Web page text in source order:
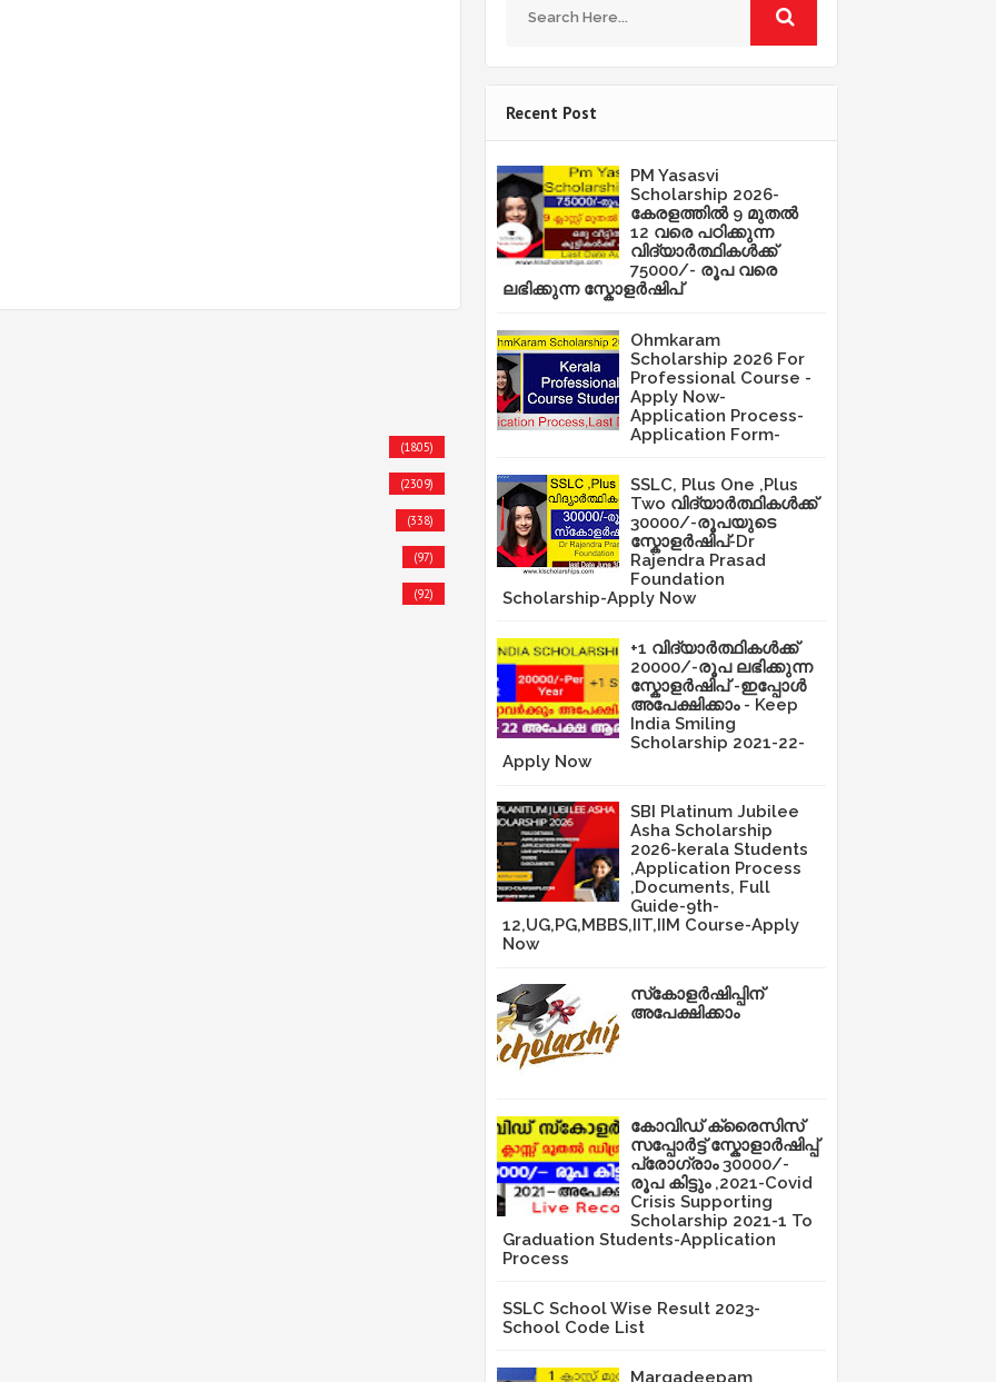
(1805)
(2309)
(338)
(97)
(92)
Recent Post
PM Yasasvi
Scholarship 2026-
കേരളത്തിൽ 9 മുതൽ
12 വരെ പഠിക്കുന്ന
വിദ്യാർത്ഥികൾക്ക്
75000/- രൂപ വരെ
ലഭിക്കുന്ന സ്കോളർഷിപ്
Ohmkaram
Scholarship 2026 For
Professional Course -
Apply Now-
Application Process-
Application Form-
SSLC, Plus One ,Plus
Two വിദ്യാർത്ഥികൾക്ക്
30000/-രൂപയുടെ
സ്കോളർഷിപ്-Dr
Rajendra Prasad
Foundation
Scholarship-Apply Now
+1 വിദ്യാർത്ഥികൾക്ക്
20000/-രൂപ ലഭിക്കുന്ന
സ്കോളർഷിപ് -ഇപ്പോൾ
അപേക്ഷിക്കാം - Keep
India Smiling
Scholarship 2021-22-
Apply Now
SBI Platinum Jubilee
Asha Scholarship
2026-kerala Students
,Application Process
,Documents, Full
Guide-9th-
12,UG,PG,MBBS,IIT,IIM Course-Apply
Now
സ്‌കോളർഷിപ്പിന്
അപേക്ഷിക്കാം
കോവിഡ് ക്രൈസിസ്
സപ്പോർട്ട് സ്കോളാർഷിപ്പ്
പ്രോഗ്രാം 30000/-
രൂപ കിട്ടും ,2021-Covid
Crisis Supporting
Scholarship 2021-1 To
Graduation Students-Application
Process
SSLC School Wise Result 2023-
School Code List
Margadeepam